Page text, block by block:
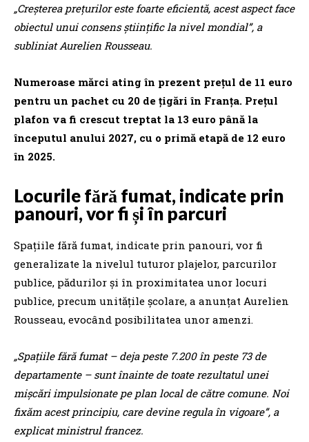
„Creşterea preţurilor este foarte eficientă, acest aspect face
obiectul unui consens ştiinţific la nivel mondial”, a
subliniat Aurelien Rousseau.
Numeroase mărci ating în prezent preţul de 11 euro
pentru un pachet cu 20 de ţigări în Franţa. Preţul
plafon va fi crescut treptat la 13 euro până la
începutul anului 2027, cu o primă etapă de 12 euro
în 2025.
Locurile fără fumat, indicate prin
panouri, vor fi și în parcuri
Spaţiile fără fumat, indicate prin panouri, vor fi
generalizate la nivelul tuturor plajelor, parcurilor
publice, pădurilor şi în proximitatea unor locuri
publice, precum unităţile şcolare, a anunţat Aurelien
Rousseau, evocând posibilitatea unor amenzi.
„Spaţiile fără fumat – deja peste 7.200 în peste 73 de
departamente – sunt înainte de toate rezultatul unei
mişcări impulsionate pe plan local de către comune. Noi
fixăm acest principiu, care devine regula în vigoare”, a
explicat ministrul francez.